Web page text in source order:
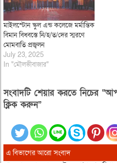
মাইলস্টোন স্কুল এন্ড কলেজে মর্মান্তিক
বিমান বিধ্বস্তে নি/হ/ত/দের স্মরণে
মোমবাতি প্রজ্বলন
July 23, 2025
In "মৌলভীবাজার"
সংবাদটি শেয়ার করতে নিচের
ক্লিক করুন”
এ বিভাগের আরো সংবাদ